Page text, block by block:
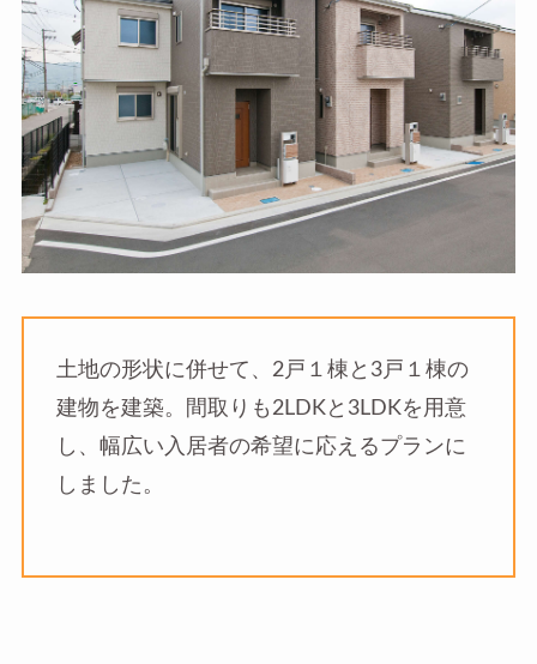
土地の形状に併せて、2戸１棟と3戸１棟の
建物を建築。間取りも2LDKと3LDKを用意
し、幅広い入居者の希望に応えるプランに
しました。